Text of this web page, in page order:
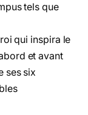
tels que
qui inspira le
et avant
ses six